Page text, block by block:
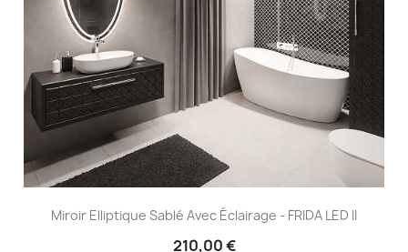
Miroir Elliptique Sablé Avec Éclairage - FRIDA LED II
210,00 €